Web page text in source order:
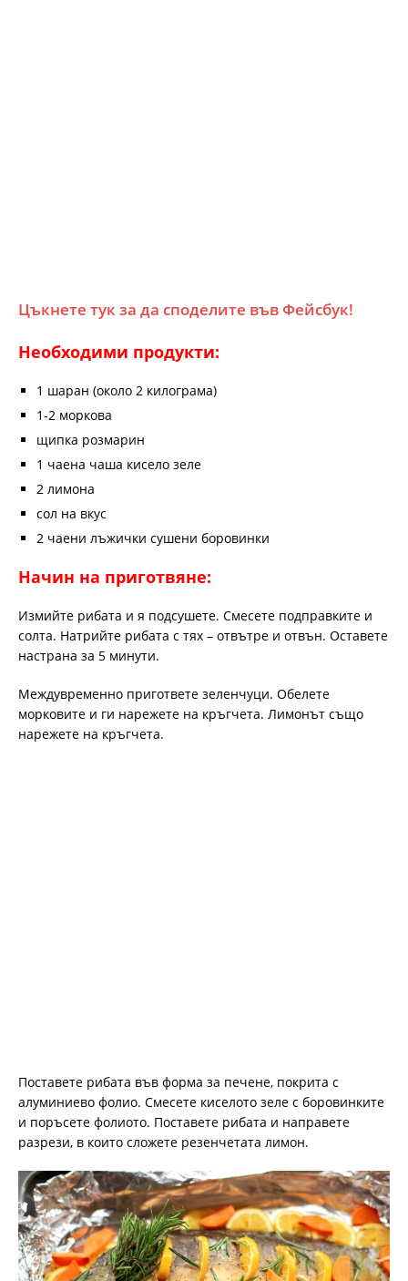
Цъкнете тук за да споделите във Фейсбук!
Необходими продукти:
1 шаран (около 2 килограма)
1-2 моркова
щипка розмарин
1 чаена чаша кисело зеле
2 лимона
сол на вкус
2 чаени лъжички сушени боровинки
Начин на приготвяне:
Измийте рибата и я подсушете. Смесете подправките и
солта. Натрийте рибата с тях – отвътре и отвън. Оставете
настрана за 5 минути.
Междувременно пригответе зеленчуци. Обелете
морковите и ги нарежете на кръгчета. Лимонът също
нарежете на кръгчета.
Поставете рибата във форма за печене, покрита с
алуминиево фолио. Смесете киселото зеле с боровинките
и поръсете фолиото. Поставете рибата и направете
разрези, в които сложете резенчетата лимон.